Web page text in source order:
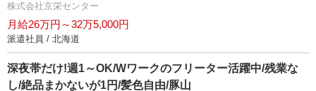
株式会社京栄センター
月給26万円～32万5,000円
派遣社員 / 北海道
深夜帯だけ!週1～OK/Wワークのフリーター活躍中/残業な
し/絶品まかないが1円/髪色自由/豚山